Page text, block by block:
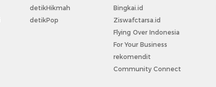
detikHikmah
detikPop
Bingkai.id
Ziswafctarsa.id
Flying Over Indonesia
For Your Business
rekomendit
Community Connect